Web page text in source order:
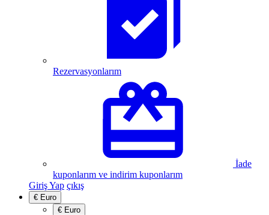
Rezervasyonlarım
İade
kuponlarım ve indirim kuponlarım
Giriş Yap çıkış
€ Euro
€ Euro